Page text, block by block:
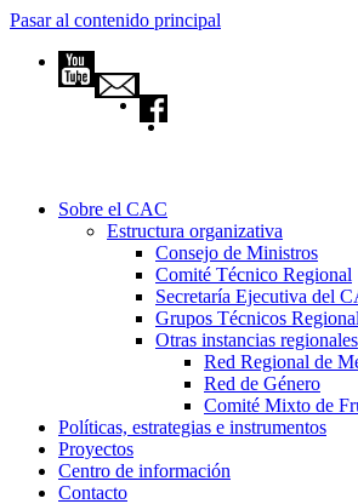
Pasar al contenido principal
Sobre el CAC
Estructura organizativa
Consejo de Ministros
Comité Técnico Regional
Secretaría Ejecutiva del
Grupos Técnicos
Otras instancias regionales
Red Regional de
Red de Género
Comité Mixto de
Políticas, estrategias e instrumentos
Proyectos
Centro de información
Contacto